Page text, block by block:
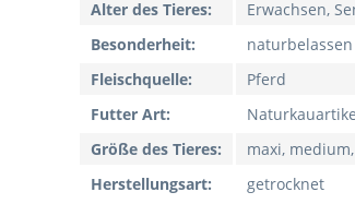
Alter des Tieres:
Erwachsen,
Besonderheit:
naturbelassen
Fleischquelle:
Pferd
Futter Art:
Größe des Tieres:
maxi,
Herstellungsart:
getrocknet